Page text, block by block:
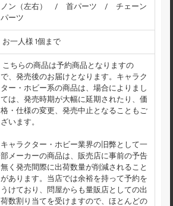
ノン（左右） / 首パーツ / チェーン
パーツ
お一人様 1個まで
こちらの商品は予約商品となりますの
で、発売後のお届けとなります。キャラク
ター・ホビー系の商品は、場合によりまし
ては、発売時期が大幅に延期されたり、価
格・仕様の変更、発売中止となることもご
ざいます。
キャラクター・ホビー業界の旧弊として一
部メーカーの商品は、販売店に事前の予告
無く発売間際に出荷数量が削減されること
があります。当店では余裕を持って予約を
うけており、問屋からも量販店としての出
荷数割り当てを受けますので、ほとんどの